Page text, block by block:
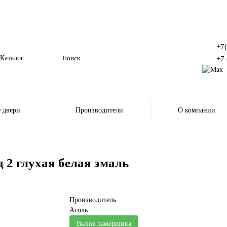
Каталог
+7
двери Производители О компании
глухая белая эмаль
Производитель
Асоль
Вызов замерщика